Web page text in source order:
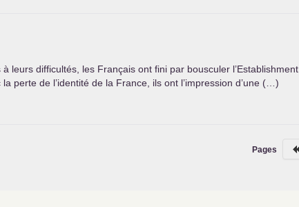
leurs difficultés, les Français ont fini par bousculer l’Establishment
perte de l’identité de la France, ils ont l’impression d’une (…)
Pages